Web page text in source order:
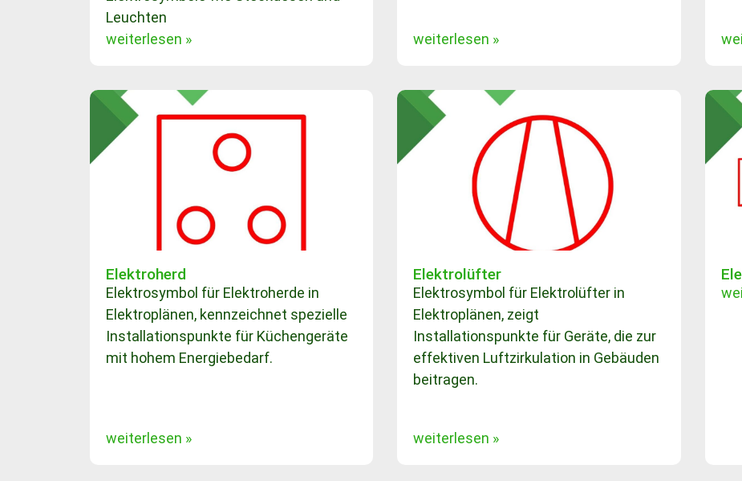
Leuchten
weiterlesen »
weiterlesen »
Elektroherd
Elektrosymbol für Elektroherde in
Elektroplänen, kennzeichnet spezielle
Installationspunkte für Küchengeräte
mit hohem Energiebedarf.
weiterlesen »
Elektrolüfter
Elektrosymbol für Elektrolüfter in
Elektroplänen, zeigt
Installationspunkte für Geräte, die zur
effektiven Luftzirkulation in Gebäuden
beitragen.
weiterlesen »